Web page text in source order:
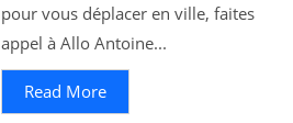
pour vous déplacer en ville, faites
appel à Allo Antoine...
Read More